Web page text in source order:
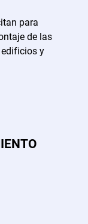
para
de las
y